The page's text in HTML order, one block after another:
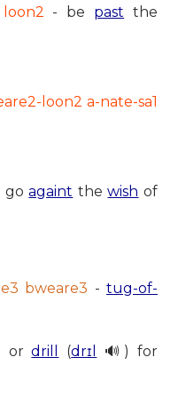
- be past the
loon2 a-nate-sa1
goagaint thewish of
bweare3 -tug-of-
ordrill (drɪl
🔊) for